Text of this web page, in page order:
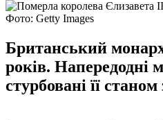
Фото: Getty Images
Британський
років. Напередодні
стурбовані її